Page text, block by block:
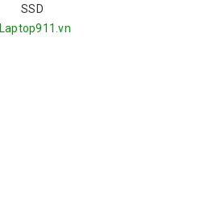
SSD
Laptop911.vn